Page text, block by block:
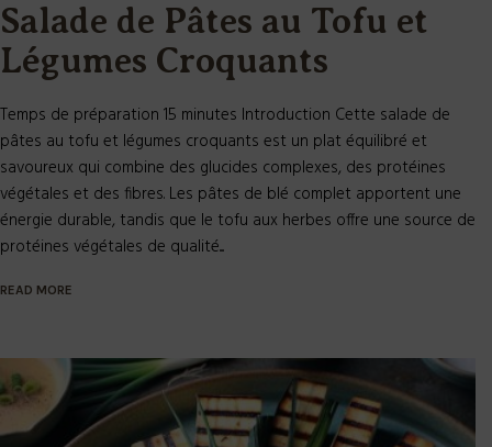
Salade de Pâtes au Tofu et
Légumes Croquants
Temps de préparation 15 minutes Introduction Cette salade de
pâtes au tofu et légumes croquants est un plat équilibré et
savoureux qui combine des glucides complexes, des protéines
végétales et des fibres. Les pâtes de blé complet apportent une
énergie durable, tandis que le tofu aux herbes offre une source de
protéines végétales de qualité....
READ MORE